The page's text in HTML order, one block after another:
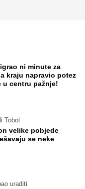
ni minute za
kraju napravio potez
u centru pažnje!
Tobol
velike pobjede
se neke
uraditi